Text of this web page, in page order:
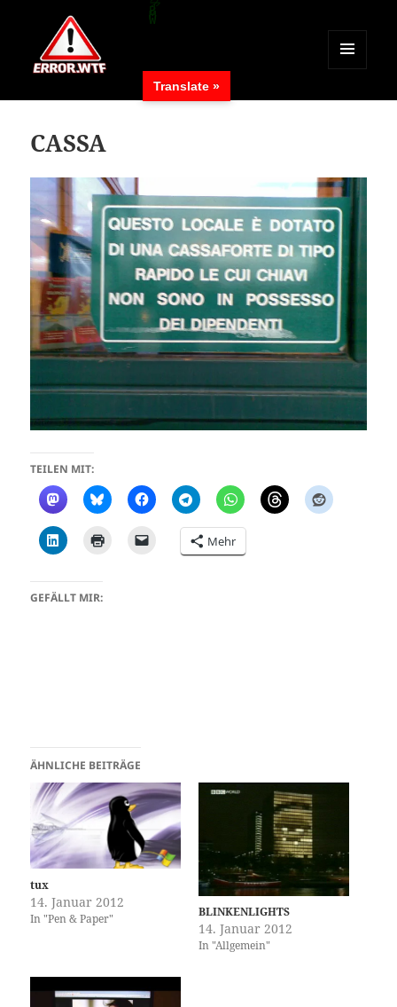
MENÜ
WIDGETS
CASSA
TEILEN MIT:
Mehr
GEFÄLLT MIR:
ÄHNLICHE BEITRÄGE
tux
14. Januar 2012
In "Pen & Paper" BLINKENLIGHTS
14. Januar 2012
In "Allgemein"
Translate »